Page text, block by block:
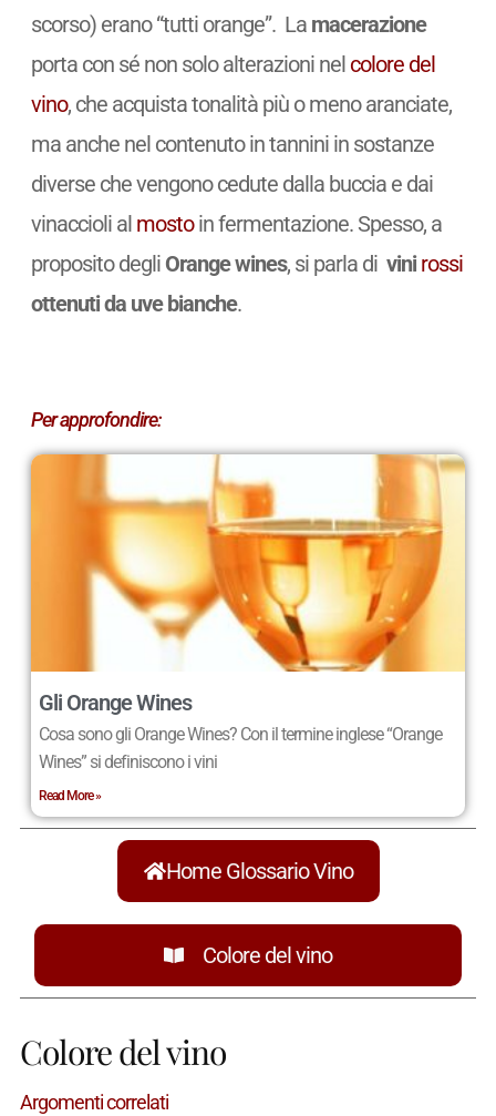
scorso) erano “tutti orange”. La macerazione
porta con sé non solo alterazioni nel colore del
vino, che acquista tonalità più o meno aranciate,
ma anche nel contenuto in tannini in sostanze
diverse che vengono cedute dalla buccia e dai
vinaccioli al mostoin fermentazione. Spesso, a
proposito degli Orange wines, si parla di vinirossi
ottenuti da uve bianche.
Per approfondire:
Gli Orange Wines
Cosa sono gli Orange Wines? Con il termine inglese “Orange
Wines” si definiscono i vini
Read More »
Home Glossario Vino
Colore del vino
Colore del vino
Argomenti correlati